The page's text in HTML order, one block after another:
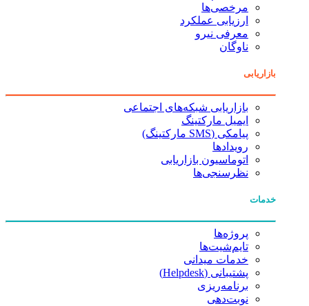
مرخصی‌ها
ارزیابی عملکرد
معرفی نیرو
ناوگان
بازاریابی
بازاریابی شبکه‌های اجتماعی
ایمیل مارکتینگ
پیامکی (SMS مارکتینگ)
رویدادها
اتوماسیون بازاریابی
نظرسنجی‌ها
خدمات
پروژه‌ها
تایم‌شیت‌ها
خدمات میدانی
پشتیبانی (Helpdesk)
برنامه‌ریزی
نوبت‌دهی